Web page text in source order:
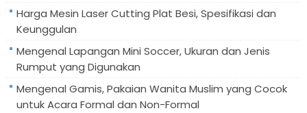
Harga Mesin Laser Cutting Plat Besi, Spesifikasi dan
Keunggulan
Mengenal Lapangan Mini Soccer, Ukuran dan Jenis
Rumput yang Digunakan
Mengenal Gamis, Pakaian Wanita Muslim yang Cocok
untuk Acara Formal dan Non-Formal